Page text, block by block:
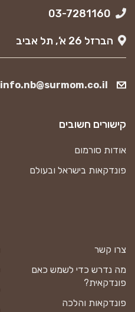
הברזל 26 א’, תל אביב
info.nb@surmom.co.il
צרו קשר
מה נדרש כדי לשמש כאם
פונדקאית?
פונדקאות והלכה
קישורים חשובים
אודות סורמום
פונדקאות בישראל ובעולם